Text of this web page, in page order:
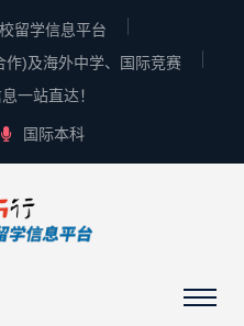
留学信息平台
作)及海外中学、国际竞赛
一站直达！
国际本科